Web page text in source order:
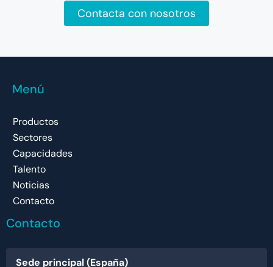
Contacta con nosotros
Menú
Productos
Sectores
Capacidades
Talento
Noticias
Contacto
Contacto
Sede principal (España)